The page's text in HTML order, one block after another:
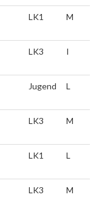
LK1 M
LK3 I
Jugend L
LK3 M
LK1 L
LK3 M